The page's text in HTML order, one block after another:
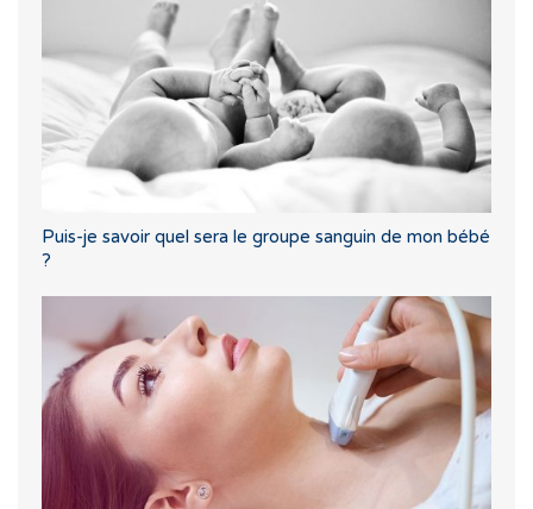
Puis-je savoir quel sera le groupe sanguin de mon bébé
?